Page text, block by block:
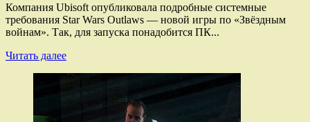
Компания Ubisoft опубликовала подробные системные
требования Star Wars Outlaws — новой игры по «Звёздным
войнам». Так, для запуска понадобится ПК...
Читать далееПрочитать
раскрыла